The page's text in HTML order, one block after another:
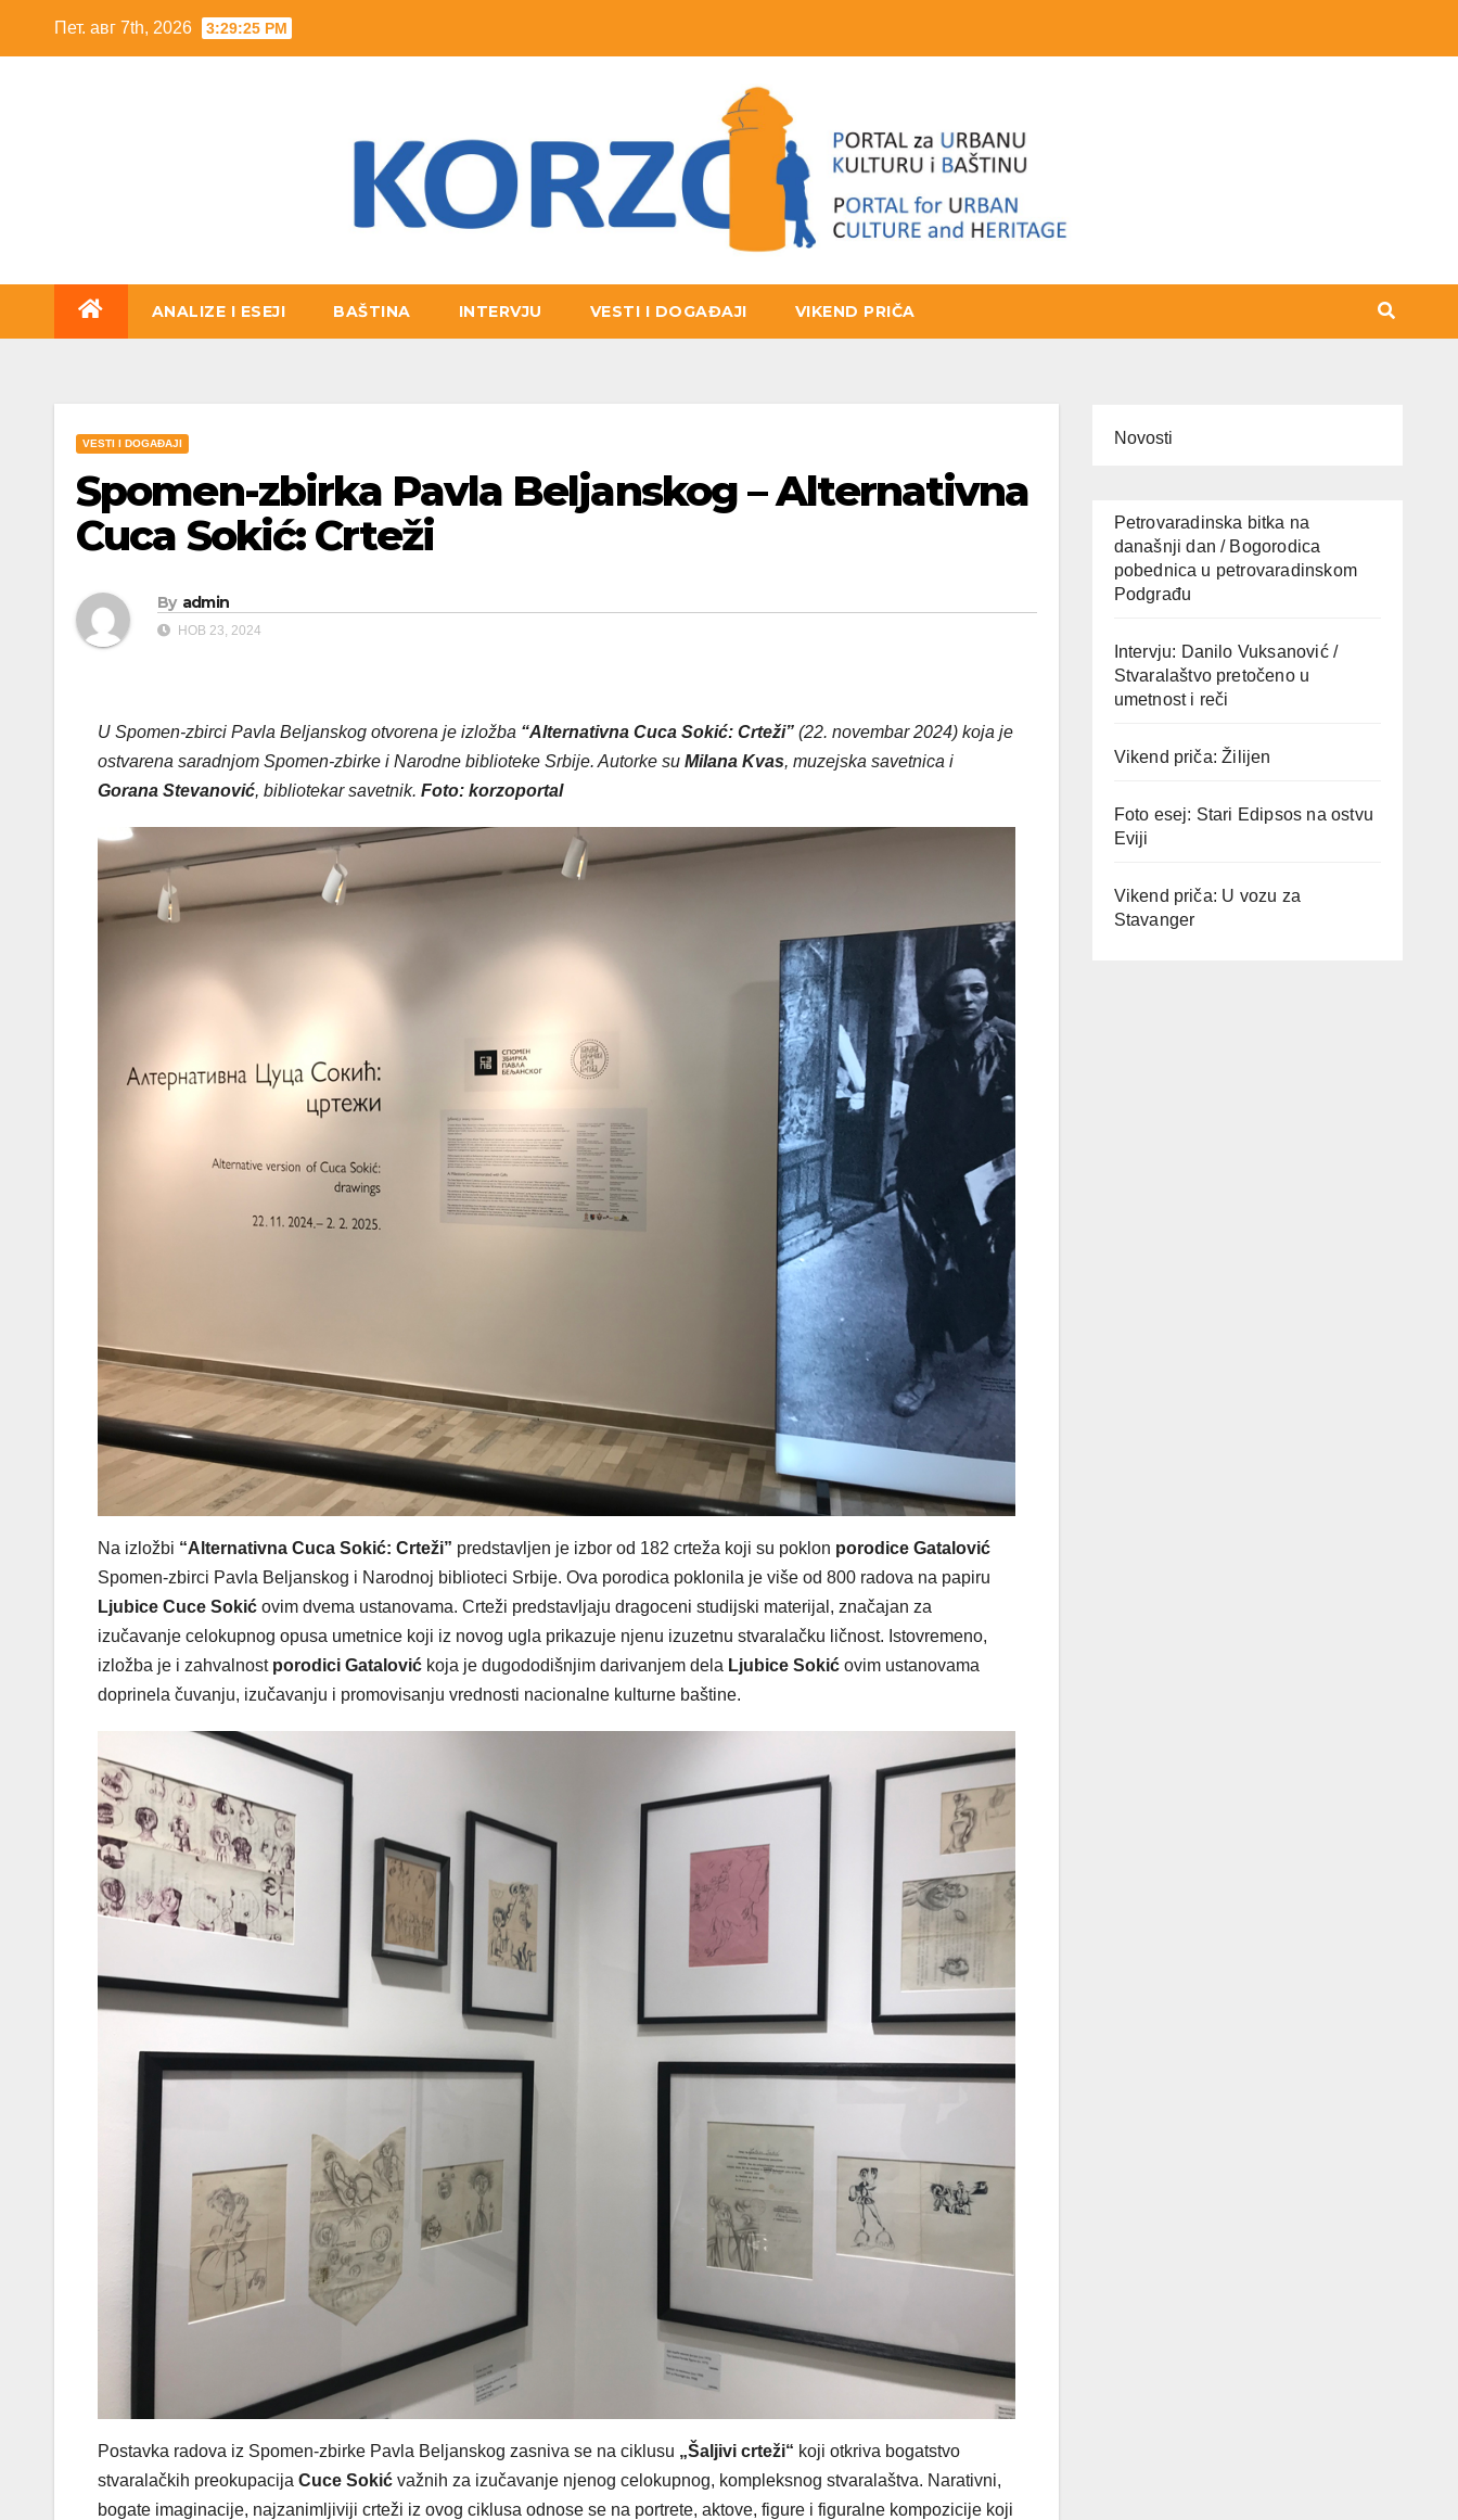
Пет. авг 7th, 2026 3:29:27 PM
ANALIZE I ESEJI BAŠTINA INTERVJU VESTI I DOGAĐAJI VIKEND PRIČA
VESTI I DOGAĐAJI
Spomen-zbirka Pavla Beljanskog – Alternativna
Cuca Sokić: Crteži
By admin
НОВ 23, 2024
U Spomen-zbirci Pavla Beljanskog otvorena je izložba “Alternativna Cuca Sokić: Crteži” (22. novembar 2024) koja je
ostvarena saradnjom Spomen-zbirke i Narodne biblioteke Srbije. Autorke su Milana Kvas, muzejska savetnica i
Gorana Stevanović, bibliotekar savetnik. Foto: korzoportal
Na izložbi “Alternativna Cuca Sokić: Crteži” predstavljen je izbor od 182 crteža koji su poklon porodice Gatalović
Spomen-zbirci Pavla Beljanskog i Narodnoj biblioteci Srbije. Ova porodica poklonila je više od 800 radova na papiru
Ljubice Cuce Sokić ovim dvema ustanovama. Crteži predstavljaju dragoceni studijski materijal, značajan za
izučavanje celokupnog opusa umetnice koji iz novog ugla prikazuje njenu izuzetnu stvaralačku ličnost. Istovremeno,
izložba je i zahvalnost porodici Gatalović koja je dugododišnjim darivanjem dela Ljubice Sokić ovim ustanovama
doprinela čuvanju, izučavanju i promovisanju vrednosti nacionalne kulturne baštine.
Postavka radova iz Spomen-zbirke Pavla Beljanskog zasniva se na ciklusu „Šaljivi crteži“ koji otkriva bogatstvo
stvaralačkih preokupacija Cuce Sokić važnih za izučavanje njenog celokupnog, kompleksnog stvaralaštva. Narativni,
bogate imaginacije, najzanimljiviji crteži iz ovog ciklusa odnose se na portrete, aktove, figure i figuralne kompozicije koji
Novosti
Petrovaradinska bitka na
današnji dan / Bogorodica
pobednica u petrovaradinskom
Podgrađu
Intervju: Danilo Vuksanović /
Stvaralaštvo pretočeno u
umetnost i reči
Vikend priča: Žilijen
Foto esej: Stari Edipsos na ostvu
Eviji
Vikend priča: U vozu za
Stavanger